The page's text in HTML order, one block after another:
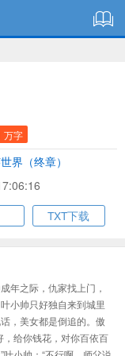
万字
界（终章）
TXT下载
年之际，仇家找上门，
小帅只好独自来到城里
，美女都是倒追的。傲
，给你钱花，对你百依百